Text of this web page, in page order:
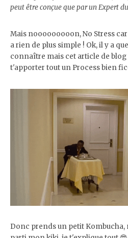
peut être conçue que par un Expert du
Mais nooooooooon, No Stress
a rien de plus simple ! Ok, il y a
connaître mais cet article de blog
t'apporter tout un Process bien
Donc prends un petit Kombucha,